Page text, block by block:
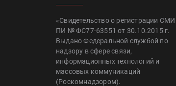
«Свидетельство о регистрации СМИ
ПИ № ФС77-63551 от 30.10.2015 г.
Выдано Федеральной службой по
надзору в сфере связи,
информационных технологий и
массовых коммуникаций
(Роскомнадзором).